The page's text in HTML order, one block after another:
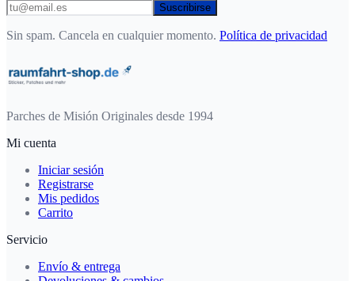
Suscribirse
Sin spam. Cancela en cualquier momento. Política de privacidad
Parches de Misión Originales desde 1994
Mi cuenta
Iniciar sesión
Registrarse
Mis pedidos
Carrito
Servicio
Envío & entrega